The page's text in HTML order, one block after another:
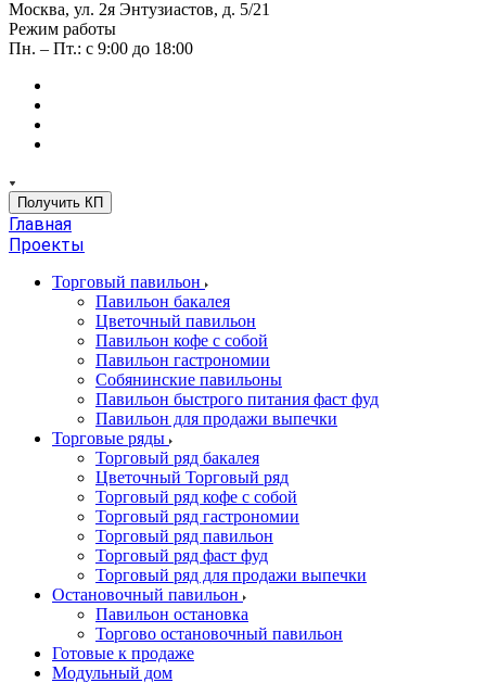
Москва, ул. 2я Энтузиастов, д. 5/21
Режим работы
Пн. – Пт.: с 9:00 до 18:00
Получить КП
Главная
Проекты
Торговый павильон
Павильон бакалея
Цветочный павильон
Павильон кофе с собой
Павильон гастрономии
Собянинские павильоны
Павильон быстрого питания фаст фуд
Павильон для продажи выпечки
Торговые ряды
Торговый ряд бакалея
Цветочный Торговый ряд
Торговый ряд кофе с собой
Торговый ряд гастрономии
Торговый ряд павильон
Торговый ряд фаст фуд
Торговый ряд для продажи выпечки
Остановочный павильон
Павильон остановка
Торгово остановочный павильон
Готовые к продаже
Модульный дом